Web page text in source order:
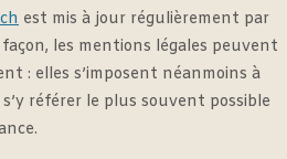
est mis à jour régulièrement par
les mentions légales peuvent
: elles s’imposent néanmoins à
référer le plus souvent possible